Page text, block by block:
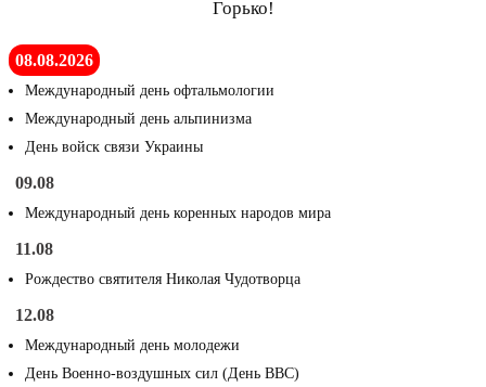
Горько!
08.08.2026
Международный день офтальмологии
Международный день альпинизма
День войск связи Украины
09.08
Международный день коренных народов мира
11.08
Рождество святителя Николая Чудотворца
12.08
Международный день молодежи
День Военно-воздушных сил (День ВВС)